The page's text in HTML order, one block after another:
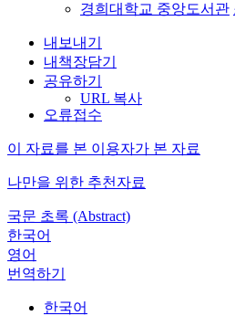
경희대학교 중앙도서관
내보내기
내책장담기
공유하기
URL 복사
오류접수
이 자료를 본 이용자가 본 자료
나만을 위한 추천자료
국문 초록 (Abstract)
한국어
영어
번역하기
한국어